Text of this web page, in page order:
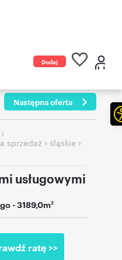
Dodaj
Następna oferta
›
sprzedaż › śląskie ›
usługowymi
- 3189,0m2
ratę >>